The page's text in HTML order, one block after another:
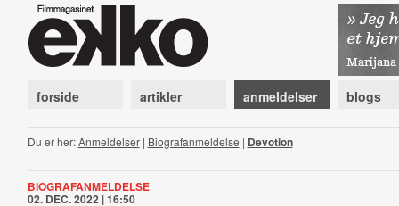
forside artikler anmeldelser blogs
Du er her:Anmeldelser| Biografanmeldelse | Devotion
BIOGRAFANMELDELSE
02. DEC. 2022 | 16:50